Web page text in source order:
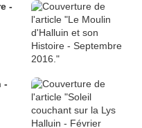
-
-